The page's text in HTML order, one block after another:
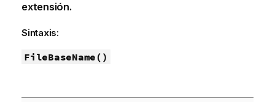
extensión.
Sintaxis:
FileBaseName()